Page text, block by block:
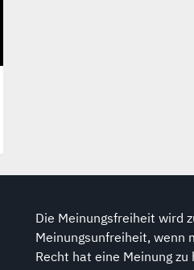
Die Meinungsfreiheit wird
Meinungsunfreiheit, wenn
Recht hat eine Meinung zu